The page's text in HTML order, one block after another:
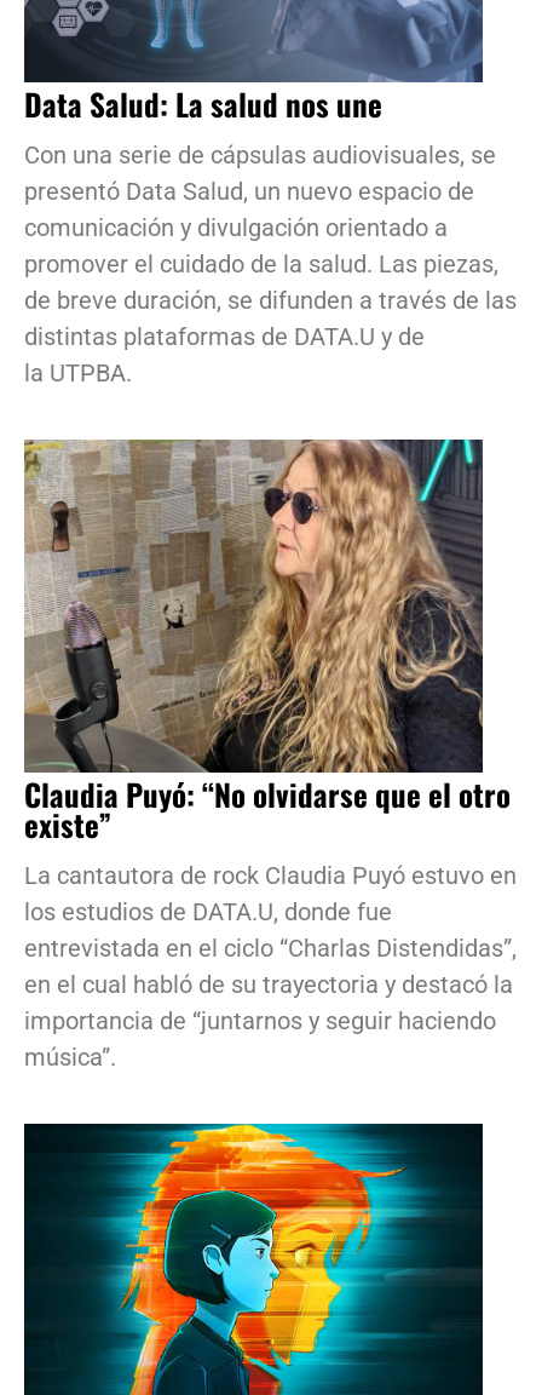
Data Salud: La salud nos une
Con una serie de cápsulas audiovisuales, se
presentó Data Salud, un nuevo espacio de
comunicación y divulgación orientado a
promover el cuidado de la salud. Las piezas,
de breve duración, se difunden a través de las
distintas plataformas de DATA.U y de
la UTPBA.
Claudia Puyó: “No olvidarse que el otro
existe”
La cantautora de rock Claudia Puyó estuvo en
los estudios de DATA.U, donde fue
entrevistada en el ciclo “Charlas Distendidas”,
en el cual habló de su trayectoria y destacó la
importancia de “juntarnos y seguir haciendo
música”.